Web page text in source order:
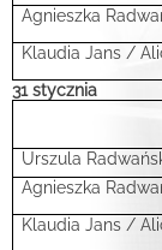
Agnieszka
Klaudia Jans /
31 stycznia
Urszula
Agnieszka
Klaudia Jans /